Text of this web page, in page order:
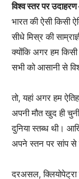
विश्व स्तर पर उदाहरण
भारत की ऐसी किसी
सीधे मिस्र की
क्योंकि अगर हम
सभी को आसानी से
तो, यहां अगर हम
अपनी मौत खुद ही
दुनिया स्तब्ध थी।
अपने स्तन पर सांप से
दरअसल, क्लियोपेट्रा